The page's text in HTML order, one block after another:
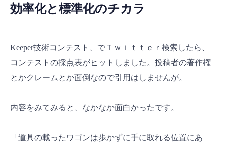
効率化と標準化のチカラ
Keeper技術コンテスト、でＴｗｉｔｔｅｒ検索したら、
コンテストの採点表がヒットしました。投稿者の著作権
とかクレームとか面倒なので引用はしませんが。
内容をみてみると、なかなか面白かったです。
「道具の載ったワゴンは歩かずに手に取れる位置にあ